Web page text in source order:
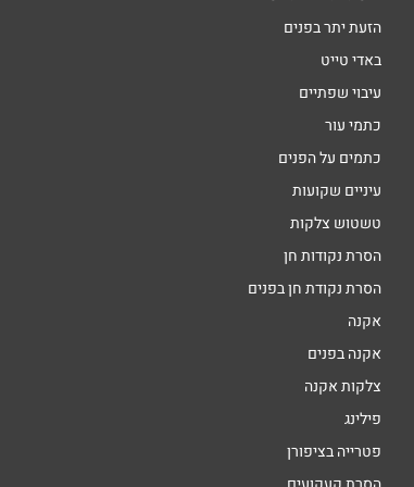
הזעת יתר בפנים
באדי טייט
עיבוי שפתיים
כתמי עור
כתמים על הפנים
עיניים שקועות
טשטוש צלקות
הסרת נקודות חן
הסרת נקודת חן בפנים
אקנה
אקנה בפנים
צלקות אקנה
פילינג
פטרייה בציפורן